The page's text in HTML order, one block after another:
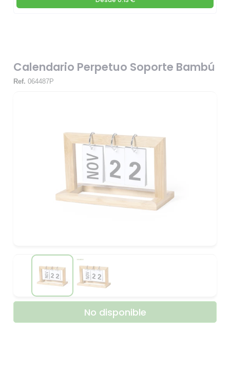
Calendario Perpetuo Soporte Bambú
Ref. 064487P
No disponible